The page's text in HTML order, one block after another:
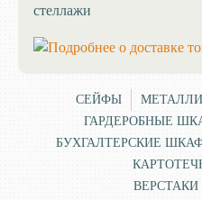
стеллажи
СЕЙФЫ
ГАРДЕРОБНЫЕ
БУХГАЛТЕРСКИЕ